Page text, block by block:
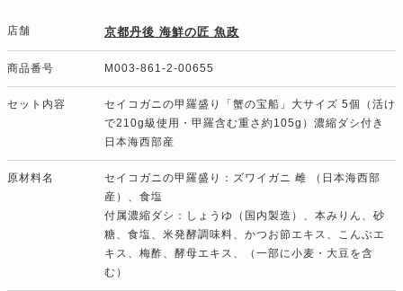
店舗 京都丹後 海鮮の匠 魚政
商品番号 M003-861-2-00655
セット内容
セイコガニの甲羅盛り「蟹の宝船」大サイズ 5個（活け
で210g級使用・甲羅含む重さ約105g）濃縮ダシ付き
日本海西部産
原材料名
セイコガニの甲羅盛り：ズワイガニ 雌 （日本海西部
産）、食塩
付属濃縮ダシ：しょうゆ（国内製造）、本みりん、砂
糖、食塩、米発酵調味料、かつお節エキス、こんぶエ
キス、梅酢、酵母エキス、（一部に小麦・大豆を含
む）